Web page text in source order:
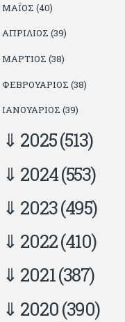
ΜΆΙΟΣ (40)
ΑΠΡΊΛΙΟΣ (39)
ΜΆΡΤΙΟΣ (38)
ΦΕΒΡΟΥΆΡΙΟΣ (38)
ΙΑΝΟΥΆΡΙΟΣ (39)
2025(513)
2024(553)
2023(495)
2022(410)
2021(387)
2020(390)